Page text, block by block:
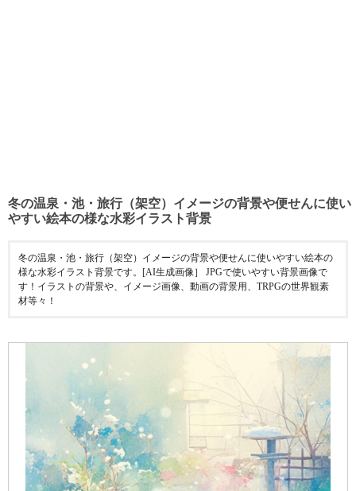
冬の温泉・池・旅行（架空）イメージの背景や便せんに使い
やすい絵本の様な水彩イラスト背景
冬の温泉・池・旅行（架空）イメージの背景や便せんに使いやすい絵本の
様な水彩イラスト背景です。[AI生成画像］ JPGで使いやすい背景画像で
す！イラストの背景や、イメージ画像、動画の背景用、TRPGの世界観素
材等々！